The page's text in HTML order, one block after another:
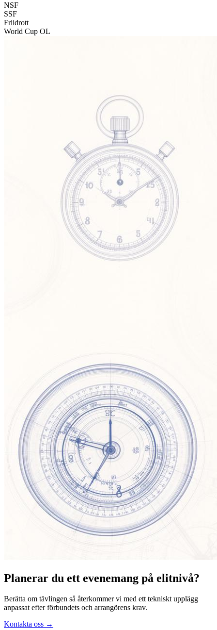
NSF
SSF
Friidrott
World Cup OL
Planerar du ett evenemang på elitnivå?
Berätta om tävlingen så återkommer vi med ett tekniskt upplägg
anpassat efter förbundets och arrangörens krav.
Kontakta oss →